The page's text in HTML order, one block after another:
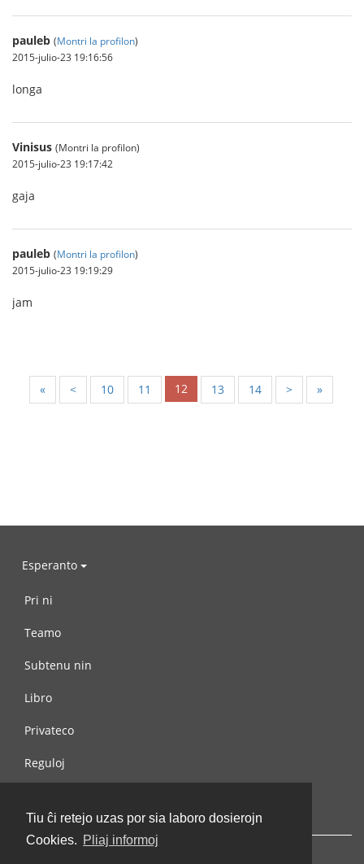
Tiu ĉi retejo uzas por sia laboro dosierojn
Cookies. Pliaj informoj
pauleb (Montri la profilon)
2015-julio-23 19:16:56
longa
Vinisus (Montri la profilon)
2015-julio-23 19:17:42
gaja
pauleb (Montri la profilon)
2015-julio-23 19:19:29
jam
« < 10 11 12 13 14 > »
Esperanto
Pri ni
Teamo
Subtenu nin
Libro
Privateco
Reguloj